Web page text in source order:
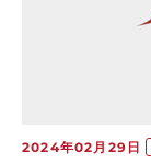
2024年02月29日